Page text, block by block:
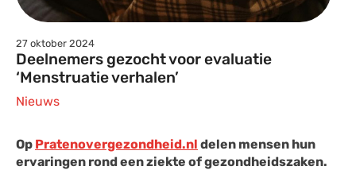
27 oktober 2024
Deelnemers gezocht voor evaluatie
‘Menstruatie verhalen’
Nieuws
Op Pratenovergezondheid.nl delen mensen hun
ervaringen rond een ziekte of gezondheidszaken.